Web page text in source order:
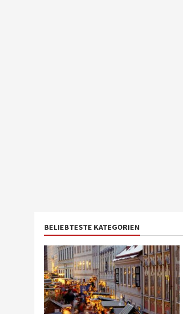
BELIEBTESTE KATEGORIEN